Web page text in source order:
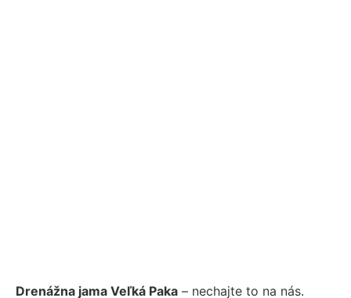
Drenážna jama Veľká Paka – nechajte to na nás.